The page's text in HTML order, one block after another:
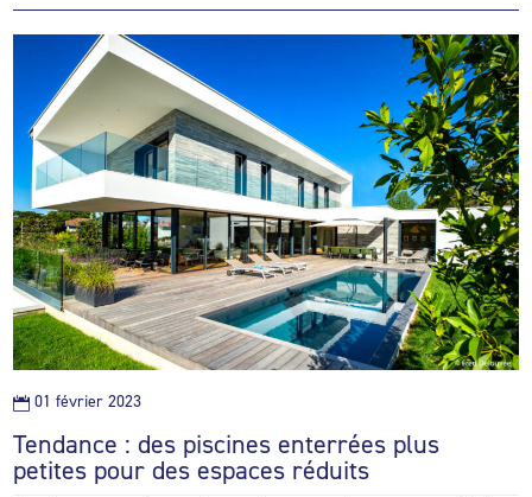
Tendance : des piscines enterrées plus
petites pour des espaces réduits
 01 février 2023